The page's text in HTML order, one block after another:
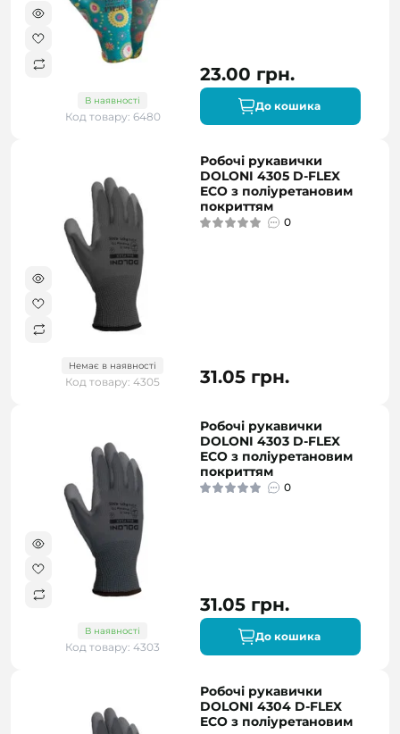
В наявності
Код товару: 6480
23.00 грн.
До кошика
Немає в наявності
Код товару: 4305
Робочі рукавички
DOLONI 4305 D-FLEX
ECO з поліуретановим
покриттям
0
31.05 грн.
В наявності
Код товару: 4303
Робочі рукавички
DOLONI 4303 D-FLEX
ECO з поліуретановим
покриттям
0
31.05 грн.
До кошика
Робочі рукавички
DOLONI 4304 D-FLEX
ECO з поліуретановим